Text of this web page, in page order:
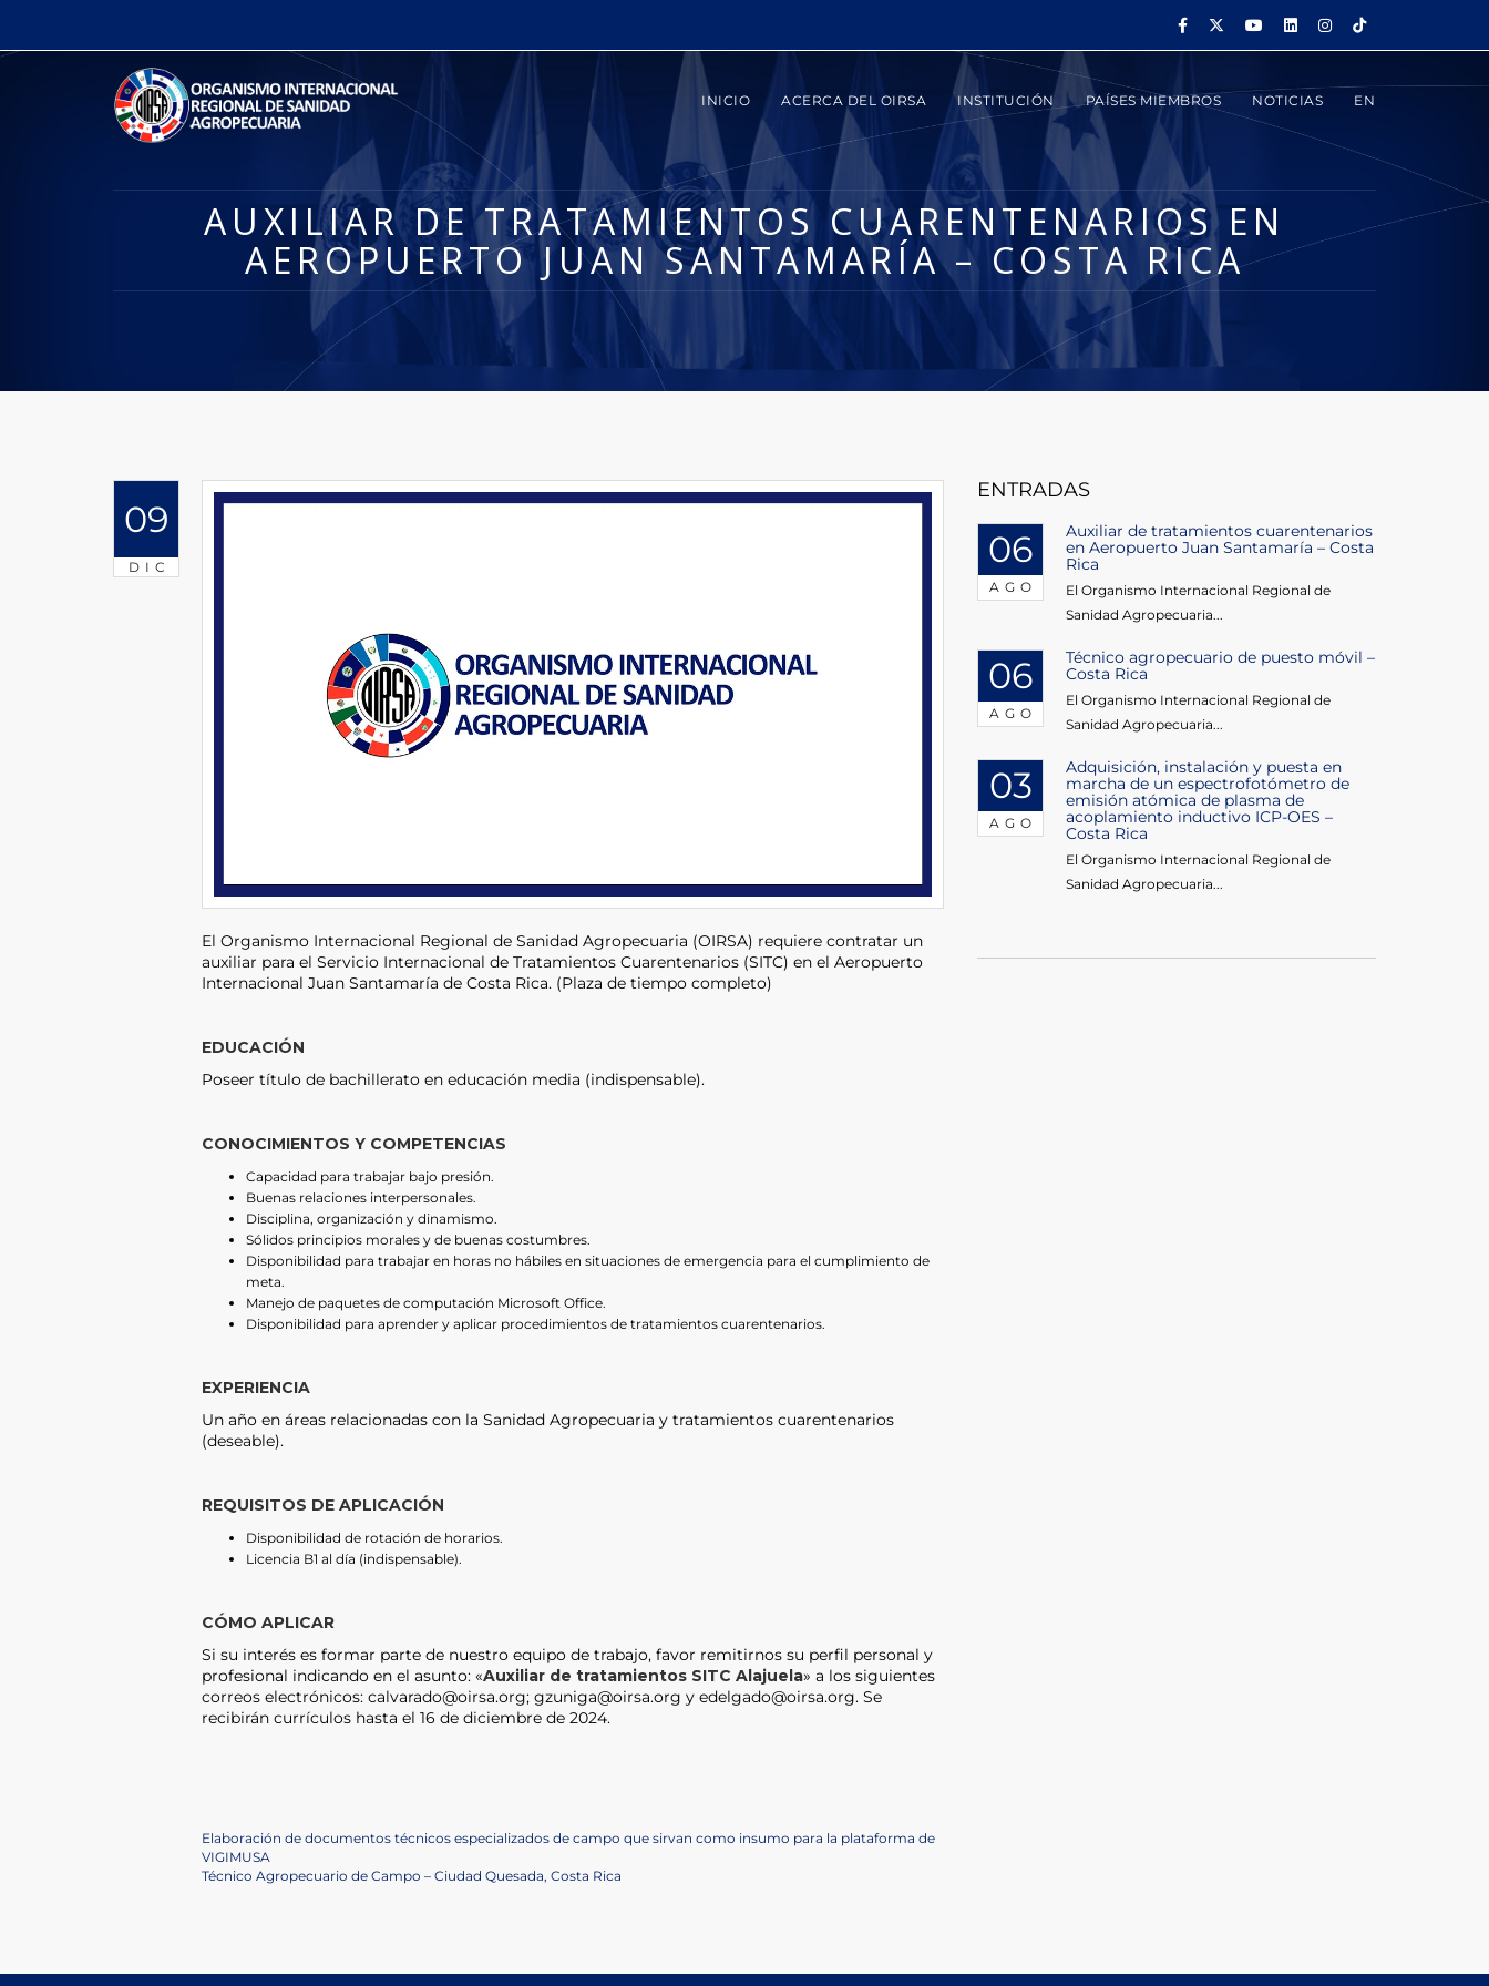
INICIO ACERCA DEL OIRSA INSTITUCIÓN PAÍSES MIEMBROS NOTICIAS EN
AUXILIAR DE TRATAMIENTOS CUARENTENARIOS EN
AEROPUERTO JUAN SANTAMARÍA – COSTA RICA
09
DIC
El Organismo Internacional Regional de Sanidad Agropecuaria (OIRSA) requiere contratar un
auxiliar para el Servicio Internacional de Tratamientos Cuarentenarios (SITC) en el Aeropuerto
Internacional Juan Santamaría de Costa Rica. (Plaza de tiempo completo)
EDUCACIÓN
Poseer título de bachillerato en educación media (indispensable).
CONOCIMIENTOS Y COMPETENCIAS
Capacidad para trabajar bajo presión.
Buenas relaciones interpersonales.
Disciplina, organización y dinamismo.
Sólidos principios morales y de buenas costumbres.
Disponibilidad para trabajar en horas no hábiles en situaciones de emergencia para el cumplimiento de
meta.
Manejo de paquetes de computación Microsoft Office.
Disponibilidad para aprender y aplicar procedimientos de tratamientos cuarentenarios.
EXPERIENCIA
Un año en áreas relacionadas con la Sanidad Agropecuaria y tratamientos cuarentenarios
(deseable).
REQUISITOS DE APLICACIÓN
Disponibilidad de rotación de horarios.
Licencia B1 al día (indispensable).
CÓMO APLICAR
Si su interés es formar parte de nuestro equipo de trabajo, favor remitirnos su perfil personal y
profesional indicando en el asunto: «Auxiliar de tratamientos SITC Alajuela» a los siguientes
correos electrónicos: calvarado@oirsa.org; gzuniga@oirsa.org y edelgado@oirsa.org. Se
recibirán currículos hasta el 16 de diciembre de 2024.
Navegación
de
Previous
Post
Elaboración de documentos técnicos especializados de campo que sirvan como insumo para la plataforma de
VIGIMUSA
Next
Técnico Agropecuario de Campo – Ciudad Quesada, Costa Rica
ENTRADAS
06
AGO
Auxiliar de tratamientos cuarentenarios
en Aeropuerto Juan Santamaría – Costa
Rica
El Organismo Internacional Regional de
Sanidad Agropecuaria...
06
AGO
Técnico agropecuario de puesto móvil –
Costa Rica
El Organismo Internacional Regional de
Sanidad Agropecuaria...
03
AGO
Adquisición, instalación y puesta en
marcha de un espectrofotómetro de
emisión atómica de plasma de
acoplamiento inductivo ICP-OES –
Costa Rica
El Organismo Internacional Regional de
Sanidad Agropecuaria...